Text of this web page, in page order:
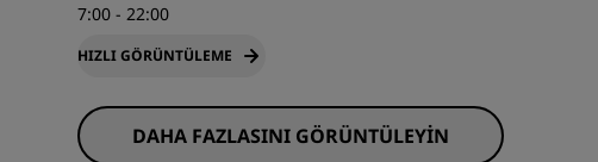
7:00 - 22:00
HIZLI GÖRÜNTÜLEME
DAHA FAZLASINI GÖRÜNTÜLEYIN